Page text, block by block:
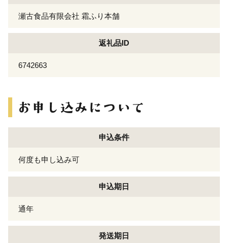
瀬古食品有限会社 霜ふり本舗
返礼品ID
6742663
申込条件
何度も申し込み可
申込期日
通年
発送期日